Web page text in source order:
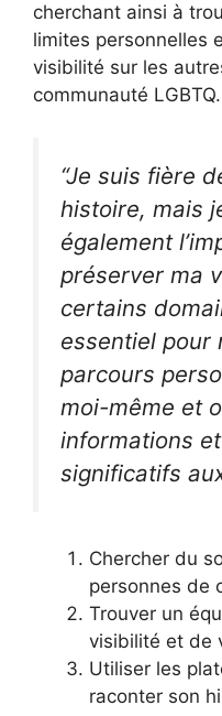
cherchant ainsi à
limites personnelles
visibilité sur les
communauté LGBTQ.
“Je suis fière
histoire, mais
également
préserver ma
certains
essentiel pour
parcours
moi-même et
informations
significatifs
Chercher du
personnes de
Trouver un
visibilité et de
Utiliser les
raconter son